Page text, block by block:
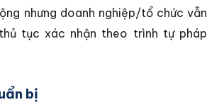
nhưng doanh nghiệp/tổ chức vẫn
tục xác nhận theo trình tự pháp
bị